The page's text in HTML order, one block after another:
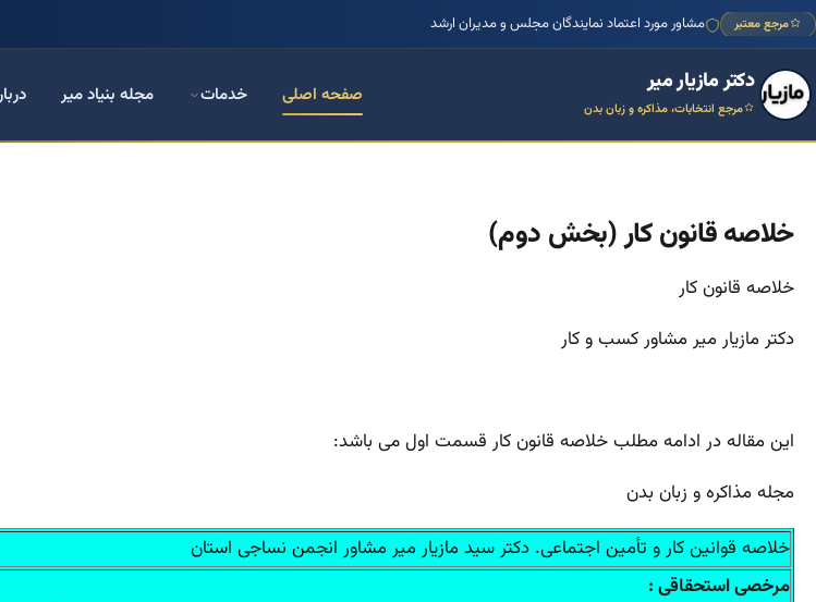
مرجع معتبر مشاور مورد اعتماد نمایندگان مجلس و مدیران ارشد
دکتر مازیار میر
مرجع انتخابات، مذاکره و زبان بدن
صفحه اصلی خدمات مجله بنیاد میر
خلاصه قانون کار (بخش دوم)
خلاصه قانون کار
دکتر مازیار میر مشاور کسب و کار
این مقاله در ادامه مطلب خلاصه قانون کار قسمت اول می باشد:
مجله مذاکره و زبان بدن
خلاصه قوانین کار و تأمین اجتماعی. دکتر سید مازیار میر مشاور انجمن نساجی استان
مرخصی استحقاقی :